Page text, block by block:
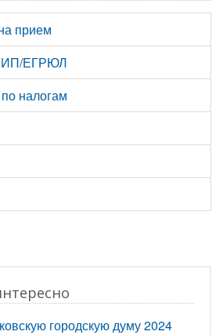
прием
ЕГРЮЛ
налогам
городскую думу 2024